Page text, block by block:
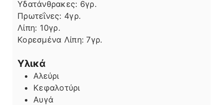
Υδατάνθρακες: 6γρ.
Πρωτεΐνες: 4γρ.
Λίπη
Λίπη: 10γρ.
Κορεσμένα Λίπη:7γρ.
Υλικά
Αλεύρι
Κεφαλοτύρι
Αυγά